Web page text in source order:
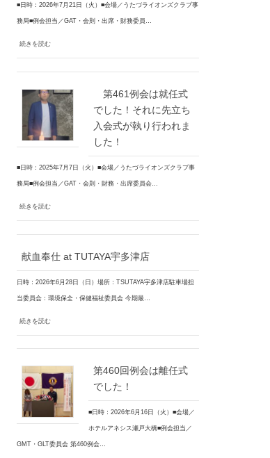
■日時：2026年7月21日（火）■会場／うたづライオンズクラブ事
務局■例会担当／GAT・会則・出席・財務委員…
続きを読む
第461例会は就任式
でした！それに先立ち
入会式が執り行われま
した！
■日時：2025年7月7日（火）■会場／うたづライオンズクラブ事
務局■例会担当／GAT・会則・財務・出席委員会…
続きを読む
献血奉仕 at TUTAYA宇多津店
日時：2026年6月28日（日）場所：TSUTAYA宇多津店駐車場担
当委員会：環境保全・保健福祉委員会 今期最…
続きを読む
第460回例会は離任式
でした！
■日時：2026年6月16日（火）■会場／
ホテルアネシス瀬戸大橋■例会担当／
GMT・GLT委員会 第460例会…